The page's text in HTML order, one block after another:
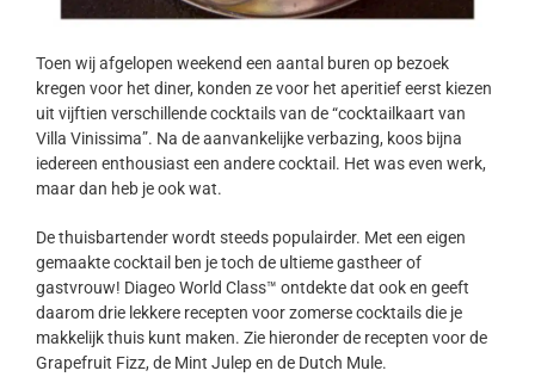
Toen wij afgelopen weekend een aantal buren op bezoek
kregen voor het diner, konden ze voor het aperitief eerst kiezen
uit vijftien verschillende cocktails van de “cocktailkaart van
Villa Vinissima”. Na de aanvankelijke verbazing, koos bijna
iedereen enthousiast een andere cocktail. Het was even werk,
maar dan heb je ook wat.
De thuisbartender wordt steeds populairder. Met een eigen
gemaakte cocktail ben je toch de ultieme gastheer of
gastvrouw! Diageo World Class™ ontdekte dat ook en geeft
daarom drie lekkere recepten voor zomerse cocktails die je
makkelijk thuis kunt maken. Zie hieronder de recepten voor de
Grapefruit Fizz, de Mint Julep en de Dutch Mule.